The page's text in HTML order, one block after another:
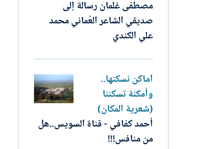
مصطفى غلمان رسالة إلى
صديقي الشاعر العُماني محمد
علي الكندي
أماكن نسكنها..
وأمكنة تسكننا
(شعرية المكان)
أحمد كفافي - قناة السويس..هل
من منافس!!!